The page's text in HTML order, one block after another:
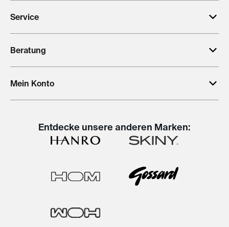
Service
Beratung
Mein Konto
Entdecke unsere anderen Marken: